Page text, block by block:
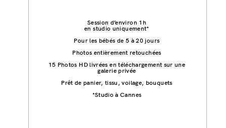
Session d’environ 1h
en studio uniquement*
Pour les bébés de 5 à 20 jours
Photos entièrement retouchées
15 Photos HD livrées en téléchargement sur une
galerie privée
Prêt de panier, tissu, voilage, bouquets
*Studio à Cannes